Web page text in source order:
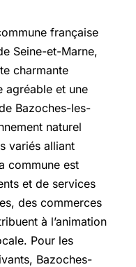
française
Seine-et-Marne,
charmante
agréable et une
Bazoches-les-
naturel
variés alliant
commune est
et de services
des commerces
à l’animation
Pour les
Bazoches-